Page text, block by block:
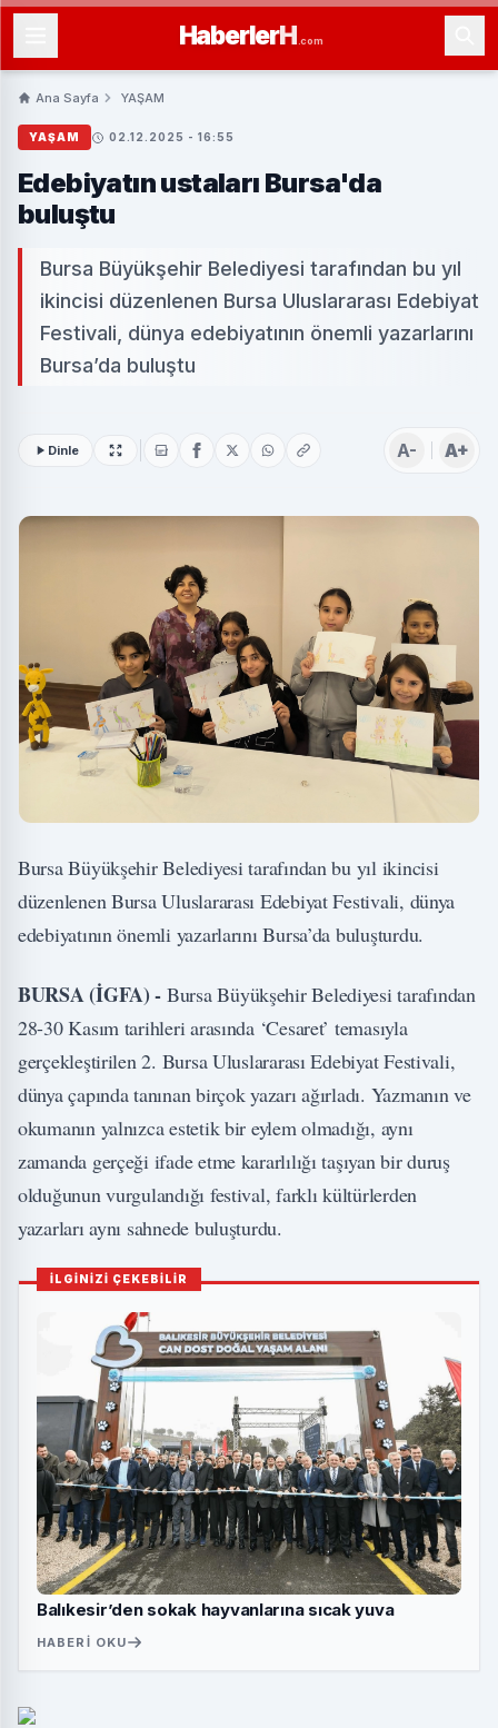
HaberlerH .com
Ana Sayfa YAŞAM
YAŞAM 02.12.2025 - 16:55
Edebiyatın ustaları Bursa'da
buluştu
Bursa Büyükşehir Belediyesi tarafından bu yıl
ikincisi düzenlenen Bursa Uluslararası Edebiyat
Festivali, dünya edebiyatının önemli yazarlarını
Bursa’da buluştu
Dinle A- A+
Bursa Büyükşehir Belediyesi tarafından bu yıl ikincisi
düzenlenen Bursa Uluslararası Edebiyat Festivali, dünya
edebiyatının önemli yazarlarını Bursa’da buluşturdu.
BURSA (İGFA) - Bursa Büyükşehir Belediyesi tarafından
28-30 Kasım tarihleri arasında ‘Cesaret’ temasıyla
gerçekleştirilen 2. Bursa Uluslararası Edebiyat Festivali,
dünya çapında tanınan birçok yazarı ağırladı. Yazmanın ve
okumanın yalnızca estetik bir eylem olmadığı, aynı
zamanda gerçeği ifade etme kararlılığı taşıyan bir duruş
olduğunun vurgulandığı festival, farklı kültürlerden
yazarları aynı sahnede buluşturdu.
İLGİNİZİ ÇEKEBİLİR
Balıkesir’den sokak hayvanlarına sıcak yuva
HABERI OKU